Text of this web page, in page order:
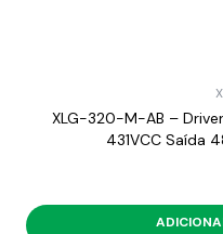
XLG-320-M-AB –
431VCC Saída